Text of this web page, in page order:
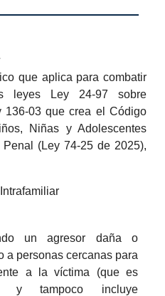
que aplica para combatir
leyes Ley 24-97 sobre
136-03 que crea el Código
Niñas y Adolescentes
(Ley 74-25 de 2025),
un agresor daña o
a personas cercanas para
a la víctima (que es
y tampoco incluye